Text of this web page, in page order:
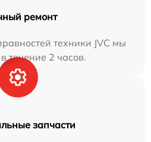
ремонт
техники JVC мы
течение 2 часов.
запчасти